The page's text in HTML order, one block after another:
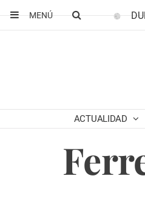
MENÚ
ACTUALIDAD